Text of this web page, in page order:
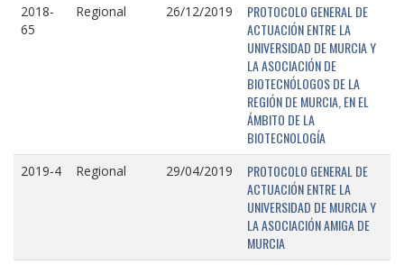
2018-
65
Regional 26/12/2019
PROTOCOLO GENERAL DE
ACTUACIÓN ENTRE LA
UNIVERSIDAD DE MURCIA Y
LA ASOCIACIÓN DE
BIOTECNÓLOGOS DE LA
REGIÓN DE MURCIA, EN EL
ÁMBITO DE LA
BIOTECNOLOGÍA
2019-4 Regional 29/04/2019
PROTOCOLO GENERAL DE
ACTUACIÓN ENTRE LA
UNIVERSIDAD DE MURCIA Y
LA ASOCIACIÓN AMIGA DE
MURCIA